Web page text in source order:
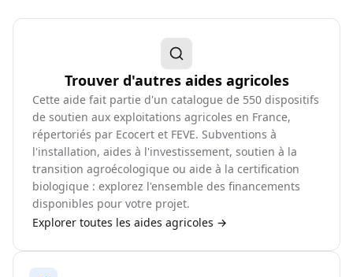
Trouver d'autres aides agricoles
Cette aide fait partie d'un catalogue de 550 dispositifs
de soutien aux exploitations agricoles en France,
répertoriés par Ecocert et FEVE. Subventions à
l'installation, aides à l'investissement, soutien à la
transition agroécologique ou aide à la certification
biologique : explorez l'ensemble des financements
disponibles pour votre projet.
Explorer toutes les aides agricoles →